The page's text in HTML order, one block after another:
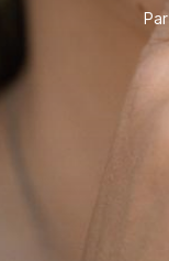
Par